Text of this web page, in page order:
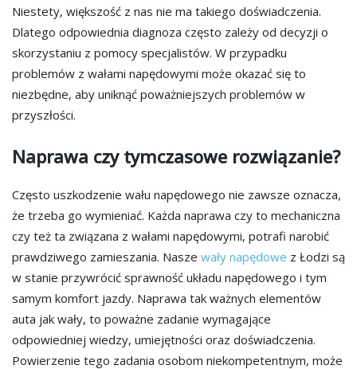
Niestety, większość z nas nie ma takiego doświadczenia.
Dlatego odpowiednia diagnoza często zależy od decyzji o
skorzystaniu z pomocy specjalistów. W przypadku
problemów z wałami napędowymi może okazać się to
niezbędne, aby uniknąć poważniejszych problemów w
przyszłości.
Naprawa czy tymczasowe rozwiązanie?
Często uszkodzenie wału napędowego nie zawsze oznacza,
że trzeba go wymieniać. Każda naprawa czy to mechaniczna
czy też ta związana z wałami napędowymi, potrafi narobić
prawdziwego zamieszania. Nasze wały napędowe z Łodzi są
w stanie przywrócić sprawność układu napędowego i tym
samym komfort jazdy. Naprawa tak ważnych elementów
auta jak wały, to poważne zadanie wymagające
odpowiedniej wiedzy, umiejętności oraz doświadczenia.
Powierzenie tego zadania osobom niekompetentnym, może